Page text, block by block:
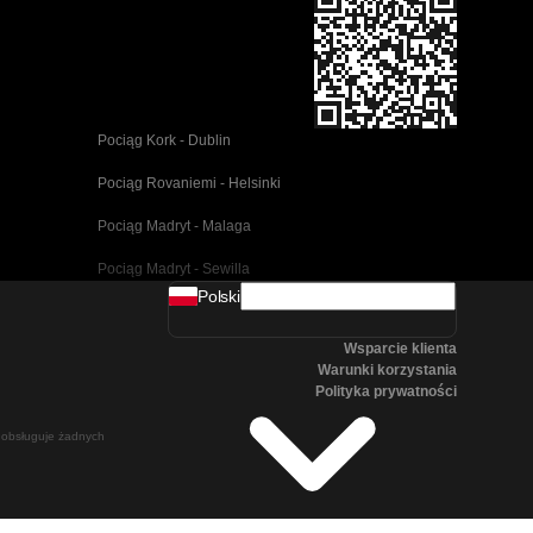
Pociąg Kork - Dublin
Pociąg Rovaniemi - Helsinki
Pociąg Madryt - Malaga
Pociąg Madryt - Sewilla
Pociąg Barcelona - Malaga
Pociąg Seul - Pusan
żadnych
Polski
Wsparcie klienta
Warunki korzystania
Polityka prywatności